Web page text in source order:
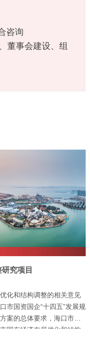
咨询
董事会建设、组
究项目
化和结构调整的相关意见
市国资国企“十四五”发展规
案的总体要求，海口市国
国有经济布局优化和结构